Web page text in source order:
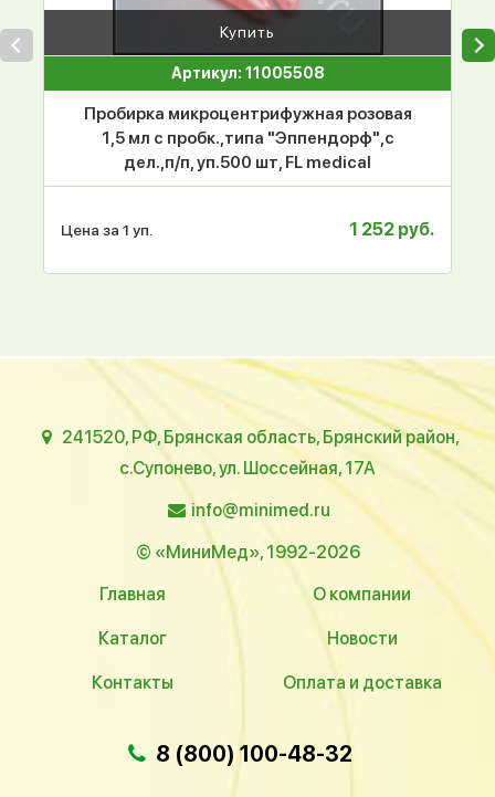
Купить
Артикул: 11005508
Пробирка микроцентрифужная розовая
1,5 мл с пробк.,типа "Эппендорф",с
дел.,п/п, уп.500 шт, FL medical
Цена за 1 уп. 1 252 руб.
241520, РФ, Брянская область, Брянский район,
с.Супонево, ул. Шоссейная, 17А
info@minimed.ru
© «МиниМед», 1992-2026
Главная
О компании
Каталог Новости
Контакты Оплата и доставка
8 (800) 100-48-32